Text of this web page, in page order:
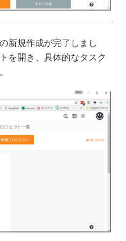
新規作成が完了しまし
を開き、具体的なタスク